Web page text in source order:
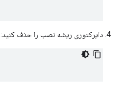
دایرکتوری ریشه نصب را حذف کنید: